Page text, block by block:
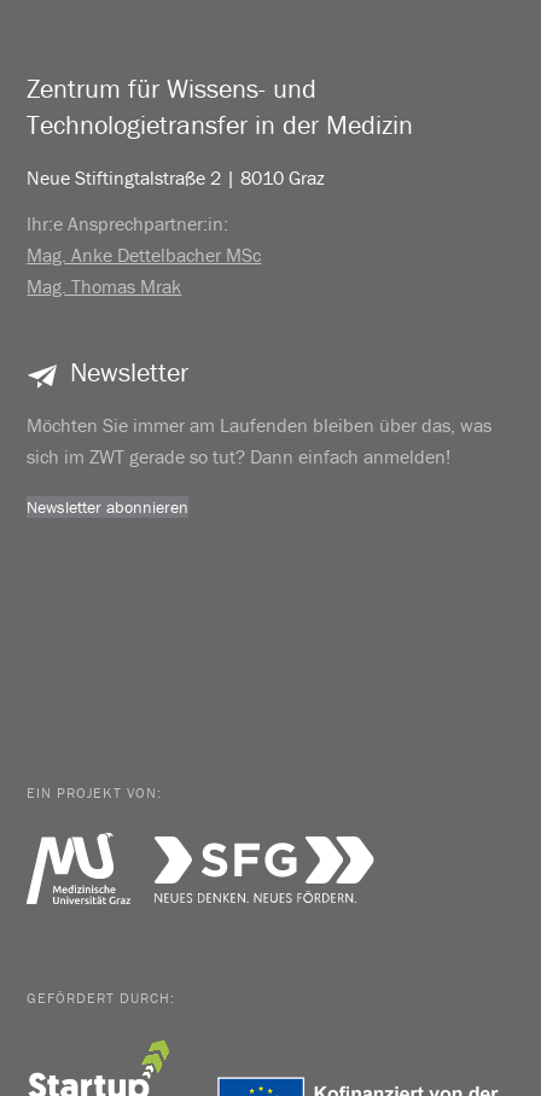
Zentrum für Wissens- und
Technologietransfer in der Medizin
Neue Stiftingtalstraße 2 | 8010 Graz
Ihr:e Ansprechpartner:in:
Mag. Anke Dettelbacher MSc
Mag. Thomas Mrak
Newsletter
Möchten Sie immer am Laufenden bleiben über das, was
sich im ZWT gerade so tut? Dann einfach anmelden!
Newsletter abonnieren
EIN PROJEKT VON:
GEFÖRDERT DURCH: